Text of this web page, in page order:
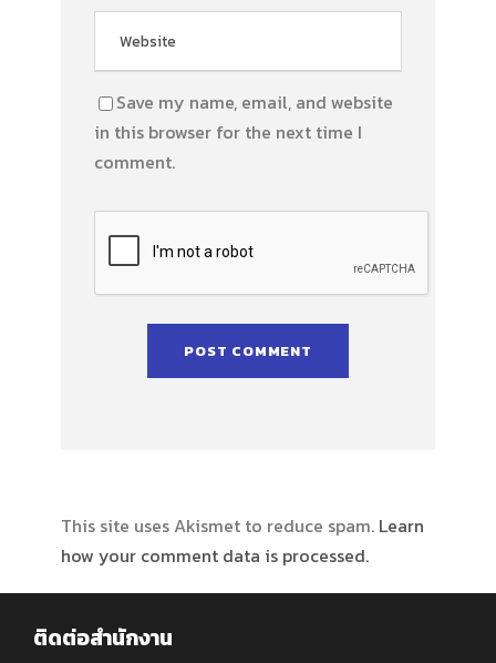
Save my name, email, and website
in this browser for the next time I
comment.
This site uses Akismet to reduce spam. Learn
how your comment data is processed.
ติดต่อสำนักงาน